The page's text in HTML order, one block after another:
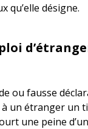
qu’elle désigne.
ou fausse
un étranger un
une peine